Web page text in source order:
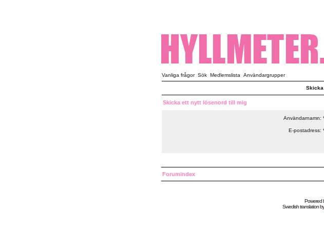
Vanliga frågor Sök Medlemslista Användargrupper
Skicka ett nytt lösenord till mig
Användarnamn:
E-postadress:
Forumindex
Powered
Swedishtranslation